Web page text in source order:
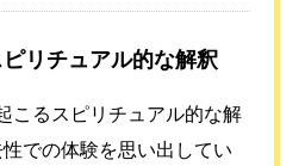
リチュアル的な解釈
こるスピリチュアル的な解
での体験を思い出してい